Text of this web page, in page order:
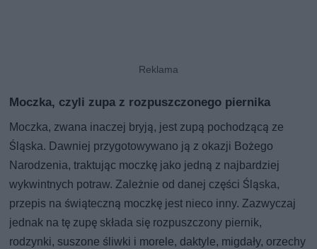
Moczka, czyli zupa z rozpuszczonego piernika
Moczka, zwana inaczej bryją, jest zupą pochodzącą ze
Śląska. Dawniej przygotowywano ją z okazji Bożego
Narodzenia, traktując moczkę jako jedną z najbardziej
wykwintnych potraw. Zależnie od danej części Śląska,
przepis na świąteczną moczkę jest nieco inny. Zazwyczaj
jednak na tę zupę składa się rozpuszczony piernik,
rodzynki, suszone śliwki i morele, daktyle, migdały, orzechy